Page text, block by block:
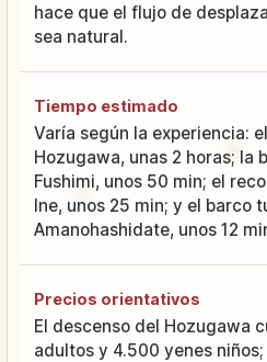
hace que el flujo de
sea natural.
Tiempo estimado
Varía según la experiencia:
Hozugawa, unas 2 horas; la
Fushimi, unos 50 min; el
Ine, unos 25 min; y el barco
Amanohashidate, unos 12
Precios orientativos
El descenso del Hozugawa
adultos y 4.500 yenes